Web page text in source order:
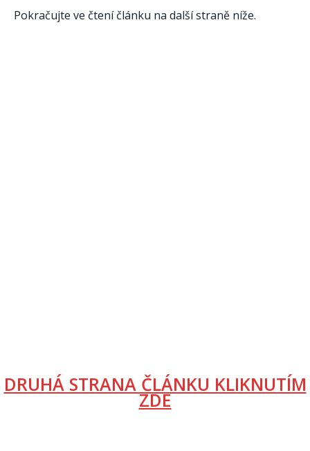
Pokračujte ve čtení článku na další straně níže.
DRUHÁ STRANA ČLÁNKU KLIKNUTÍM
ZDE